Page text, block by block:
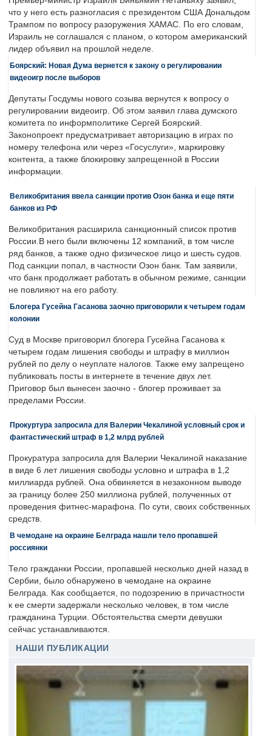
что у него есть разногласия с президентом США Дональдом
Трампом по вопросу разоружения ХАМАС. По его словам,
Израиль не соглашался с планом, о котором американский
лидер объявил на прошлой неделе.
Боярский: Новая Дума вернется к закону о регулировании
видеоигр после выборов
Депутаты Госдумы нового созыва вернутся к вопросу о
регулировании видеоигр. Об этом заявил глава думского
комитета по информполитике Сергей Боярский.
Законопроект предусматривает авторизацию в играх по
номеру телефона или через «Госуслуги», маркировку
контента, а также блокировку запрещенной в России
информации.
Великобритания ввела санкции против Озон банка и еще пяти
банков из РФ
Великобритания расширила санкционный список против
России.В него были включены 12 компаний, в том числе
ряд банков, а также одно физическое лицо и шесть судов.
Под санкции попал, в частности Озон банк. Там заявили,
что банк продолжает работать в обычном режиме, санкции
не повлияют на его работу.
Блогера Гусейна Гасанова заочно приговорили к четырем годам
колонии
Суд в Москве приговорил блогера Гусейна Гасанова к
четырем годам лишения свободы и штрафу в миллион
рублей по делу о неуплате налогов. Также ему запрещено
публиковать посты в интернете в течение двух лет.
Приговор был вынесен заочно - блогер проживает за
пределами России.
Прокуртура запросила для Валерии Чекалиной условный срок и
фантастический штраф в 1,2 млрд рублей
Прокуратура запросила для Валерии Чекалиной наказание
в виде 6 лет лишения свободы условно и штрафа в 1,2
миллиарда рублей. Она обвиняется в незаконном выводе
за границу более 250 миллиона рублей, полученных от
проведения фитнес-марафона. По сути, своих собственных
средств.
В чемодане на окраине Белграда нашли тело пропавшей
россиянки
Тело гражданки России, пропавшей несколько дней назад в
Сербии, было обнаружено в чемодане на окраине
Белграда. Как сообщается, по подозрению в причастности
к ее смерти задержали несколько человек, в том числе
гражданина Турции. Обстоятельства смерти девушки
сейчас устанавливаются.
НАШИ ПУБЛИКАЦИИ